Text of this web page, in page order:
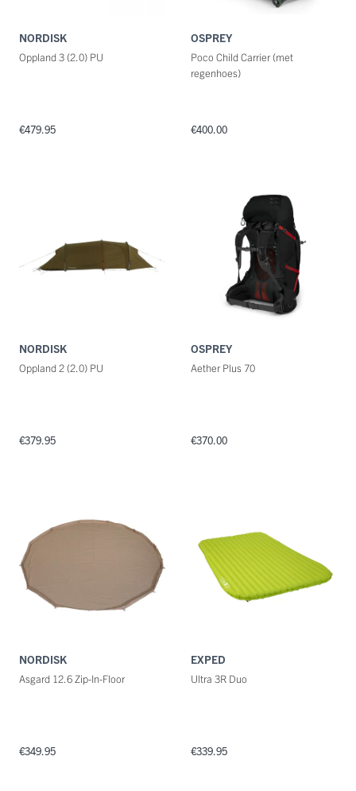
NORDISK
Oppland 3 (2.0) PU
€479.95
OSPREY
Poco Child Carrier (met
regenhoes)
€400.00
NORDISK
Oppland 2 (2.0) PU
€379.95
OSPREY
Aether Plus 70
€370.00
NORDISK
Asgard 12.6 Zip-In-Floor
€349.95
EXPED
Ultra 3R Duo
€339.95